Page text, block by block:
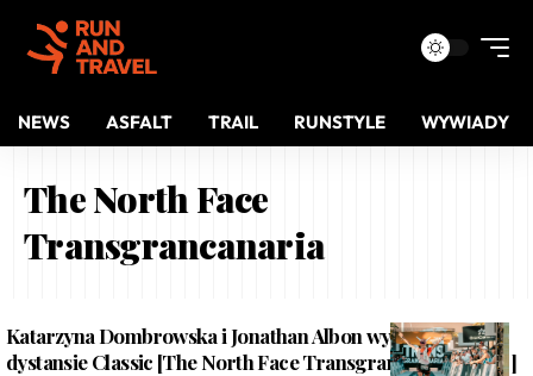
NEWS ASFALT TRAIL RUNSTYLE WYWIADY
The North Face
Transgrancanaria
Katarzyna Dombrowska i Jonathan Albon wystartują na
dystansie Classic [The North Face Transgrancanaria 2026]